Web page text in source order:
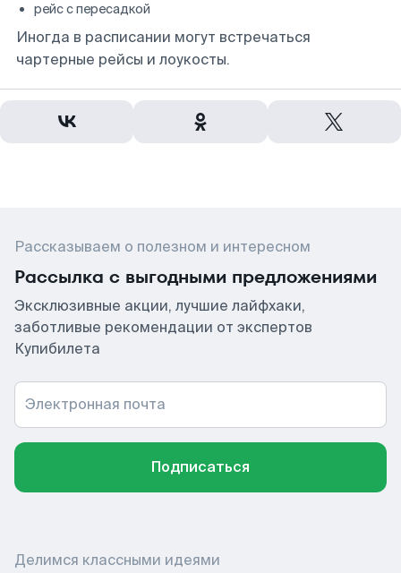
рейс с пересадкой
Иногда в расписании могут встречаться
чартерные рейсы и лоукосты.
Рассказываем о полезном и интересном
Рассылка с выгодными предложениями
Эксклюзивные акции, лучшие лайфхаки,
заботливые рекомендации от экспертов
Купибилета
Электронная почта
Подписаться
Делимся классными идеями